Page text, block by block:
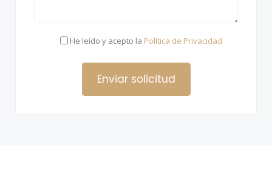
He leído y acepto la Política de Privacidad